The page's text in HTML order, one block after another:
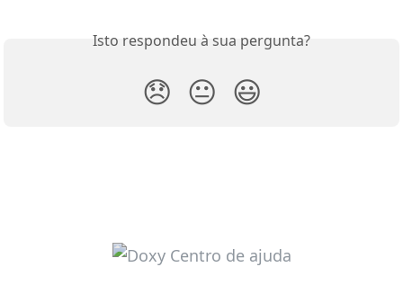
Isto respondeu à sua pergunta?
😞 😐 😃